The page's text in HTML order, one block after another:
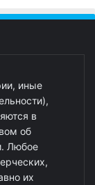
иные
в
об
Любое
их